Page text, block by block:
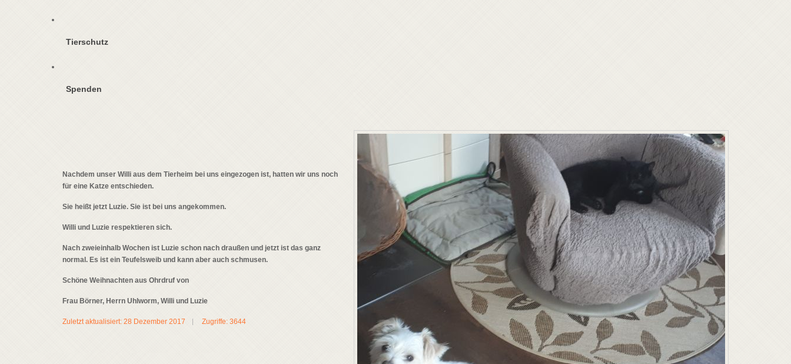
Tierschutz
Spenden
Nachdem unser Willi aus dem Tierheim bei uns eingezogen ist, hatten wir uns noch
für eine Katze entschieden.
Sie heißt jetzt Luzie. Sie ist bei uns angekommen.
Willi und Luzie respektieren sich.
Nach zweieinhalb Wochen ist Luzie schon nach draußen und jetzt ist das ganz
normal. Es ist ein Teufelsweib und kann aber auch schmusen.
Schöne Weihnachten aus Ohrdruf von
Frau Börner, Herrn Uhlworm, Willi und Luzie
Zuletzt aktualisiert: 28 Dezember 2017 Zugriffe: 3644